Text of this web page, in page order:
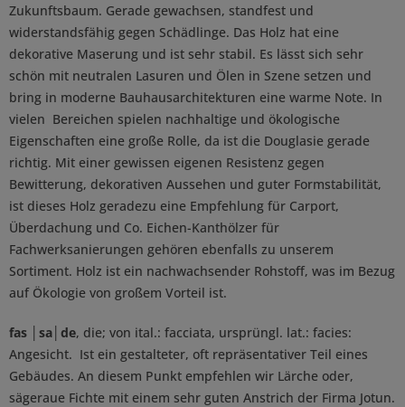
Zukunftsbaum. Gerade gewachsen, standfest und
widerstandsfähig gegen Schädlinge. Das Holz hat eine
dekorative Maserung und ist sehr stabil. Es lässt sich sehr
schön mit neutralen Lasuren und Ölen in Szene setzen und
bring in moderne Bauhausarchitekturen eine warme Note. In
vielen Bereichen spielen nachhaltige und ökologische
Eigenschaften eine große Rolle, da ist die Douglasie gerade
richtig. Mit einer gewissen eigenen Resistenz gegen
Bewitterung, dekorativen Aussehen und guter Formstabilität,
ist dieses Holz geradezu eine Empfehlung für Carport,
Überdachung und Co. Eichen-Kanthölzer für
Fachwerksanierungen gehören ebenfalls zu unserem
Sortiment. Holz ist ein nachwachsender Rohstoff, was im Bezug
auf Ökologie von großem Vorteil ist.
fas │sa│de, die; von ital.: facciata, ursprüngl. lat.: facies:
Angesicht. Ist ein gestalteter, oft repräsentativer Teil eines
Gebäudes. An diesem Punkt empfehlen wir Lärche oder,
sägeraue Fichte mit einem sehr guten Anstrich der Firma Jotun.